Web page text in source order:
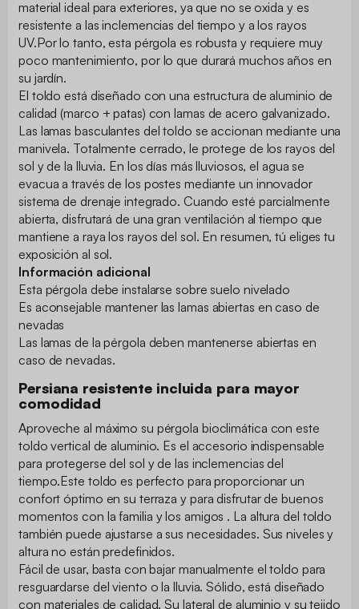
material ideal para exteriores, ya que no se oxida y es
resistente a las inclemencias del tiempo y a los rayos
UV.Por lo tanto, esta pérgola es robusta y requiere muy
poco mantenimiento, por lo que durará muchos años en
su jardín.
El toldo está diseñado con una estructura de aluminio de
calidad (marco + patas) con lamas de acero galvanizado.
Las lamas basculantes del toldo se accionan mediante una
manivela. Totalmente cerrado, le protege de los rayos del
sol y de la lluvia. En los días más lluviosos, el agua se
evacua a través de los postes mediante un innovador
sistema de drenaje integrado. Cuando esté parcialmente
abierta, disfrutará de una gran ventilación al tiempo que
mantiene a raya los rayos del sol. En resumen, tú eliges tu
exposición al sol.
Información adicional
Esta pérgola debe instalarse sobre suelo nivelado
Es aconsejable mantener las lamas abiertas en caso de
nevadas
Las lamas de la pérgola deben mantenerse abiertas en
caso de nevadas.
Persiana resistente incluida para mayor
comodidad
Aproveche al máximo su pérgola bioclimática con este
toldo vertical de aluminio. Es el accesorio indispensable
para protegerse del sol y de las inclemencias del
tiempo.Este toldo es perfecto para proporcionar un
confort óptimo en su terraza y para disfrutar de buenos
momentos con la familia y los amigos . La altura del toldo
también puede ajustarse a sus necesidades. Sus niveles y
altura no están predefinidos.
Fácil de usar, basta con bajar manualmente el toldo para
resguardarse del viento o la lluvia. Sólido, está diseñado
con materiales de calidad. Su lateral de aluminio y su tejido